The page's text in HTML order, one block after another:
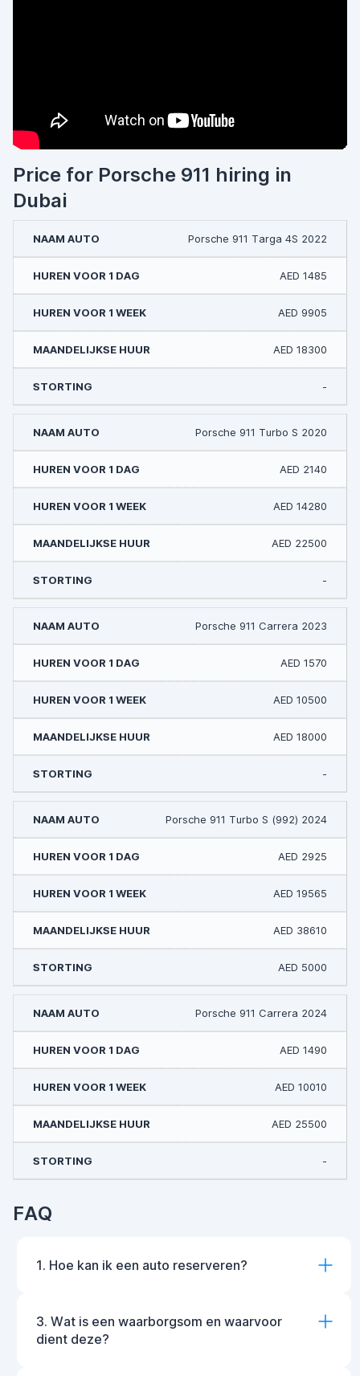
Price for Porsche 911 hiring in
Dubai
Porsche 911 Targa 4S 2022
AED 1485
AED 9905
AED 18300
-
Porsche 911 Turbo S 2020
AED 2140
AED 14280
AED 22500
-
Porsche 911 Carrera 2023
AED 1570
AED 10500
AED 18000
-
Porsche 911 Turbo S (992) 2024
AED 2925
AED 19565
AED 38610
AED 5000
Porsche 911 Carrera 2024
AED 1490
AED 10010
AED 25500
-
FAQ
1. Hoe kan ik een auto reserveren?
3. Wat is een waarborgsom en waarvoor
dient deze?